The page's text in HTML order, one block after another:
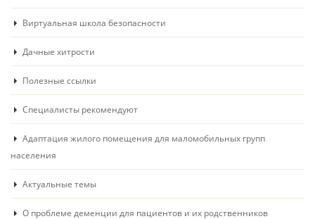
Виртуальная школа безопасности
Дачные хитрости
Полезные ссылки
Специалисты рекомендуют
Адаптация жилого помещения для маломобильных групп
населения
Актуальные темы
О проблеме деменции для пациентов и их родственников